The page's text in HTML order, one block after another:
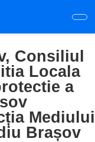
Consiliul
Locala
a
Mediului
Brașov